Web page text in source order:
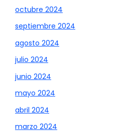
octubre 2024
septiembre 2024
agosto 2024
julio 2024
junio 2024
mayo 2024
abril 2024
marzo 2024